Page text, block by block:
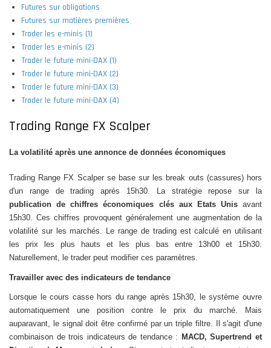
Futures sur obligations
Futures sur matières premières
Trader les e-minis (1)
Trader les e-minis (2)
Trader le future mini-DAX (1)
Trader le future mini-DAX (2)
Trader le future mini-DAX (3)
Trader le future mini-DAX (4)
Trading Range FX Scalper
La volatilité après une annonce de données économiques
Trading Range FX Scalper se base sur les break outs (cassures) hors
d'un range de trading après 15h30. La stratégie repose sur la
publication de chiffres économiques clés aux Etats Unisavant
15h30. Ces chiffres provoquent généralement une augmentation de la
volatilité sur les marchés. Le range de trading est calculé en utilisant
les prix les plus hauts et les plus bas entre 13h00 et 15h30.
Naturellement, le trader peut modifier ces paramètres.
Travailler avec des indicateurs de tendance
Lorsque le cours casse hors du range après 15h30, le système ouvre
automatiquement une position contre le prix du marché. Mais
auparavant, le signal doit être confirmé par un triple filtre. Il s'agit d'une
combinaison de trois indicateurs de tendance : MACD, Supertrend et